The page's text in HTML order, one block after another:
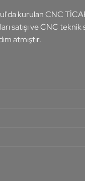
kurulan CNC
satışı ve CNC
atmıştır.